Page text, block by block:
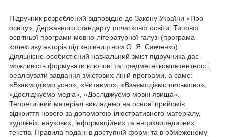
Підручник розроблений відповідно до Закону України «Про
освіту»; Державного стандарту початкової освіти; Типової
освітньої програми мовно-літературної галузі (програма
колективу авторів під керівництвом О. Я. Савченко).
Діяльнісно-особистісний навчальний зміст підручника дає
можливість формувати ключові та предметні компетентності,
реалізувати завдання змістових ліній програми, а саме:
«Взаємодіємо усно», «Читаємо», «Взаємодіємо письмово»,
«Досліджуємо медіа», «Досліджуємо мовні явища».
Теоретичний матеріал викладено на основі прийомів
відкриття нового за допомогою ілюстративного матеріалу,
художніх, наукових, інформаційних та енциклопедичних
текстів. Правила подані в доступній формі та в обмеженому